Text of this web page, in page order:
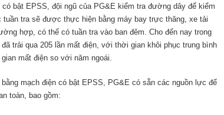
bật EPSS, đội ngũ của PG&E kiểm tra đường dây để kiểm
tuần tra sẽ được thực hiện bằng máy bay trực thăng, xe tải
hợp, có thể có tuần tra vào ban đêm. Cho đến nay trong
trải qua 205 lần mất điện, với thời gian khôi phục trung bình
mất điện so với năm ngoái.
mạch điện có bật EPSS, PG&E có sẵn các nguồn lực để
toàn, bao gồm: